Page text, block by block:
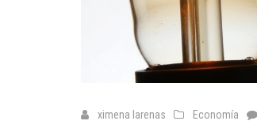
ximena larenas Economía